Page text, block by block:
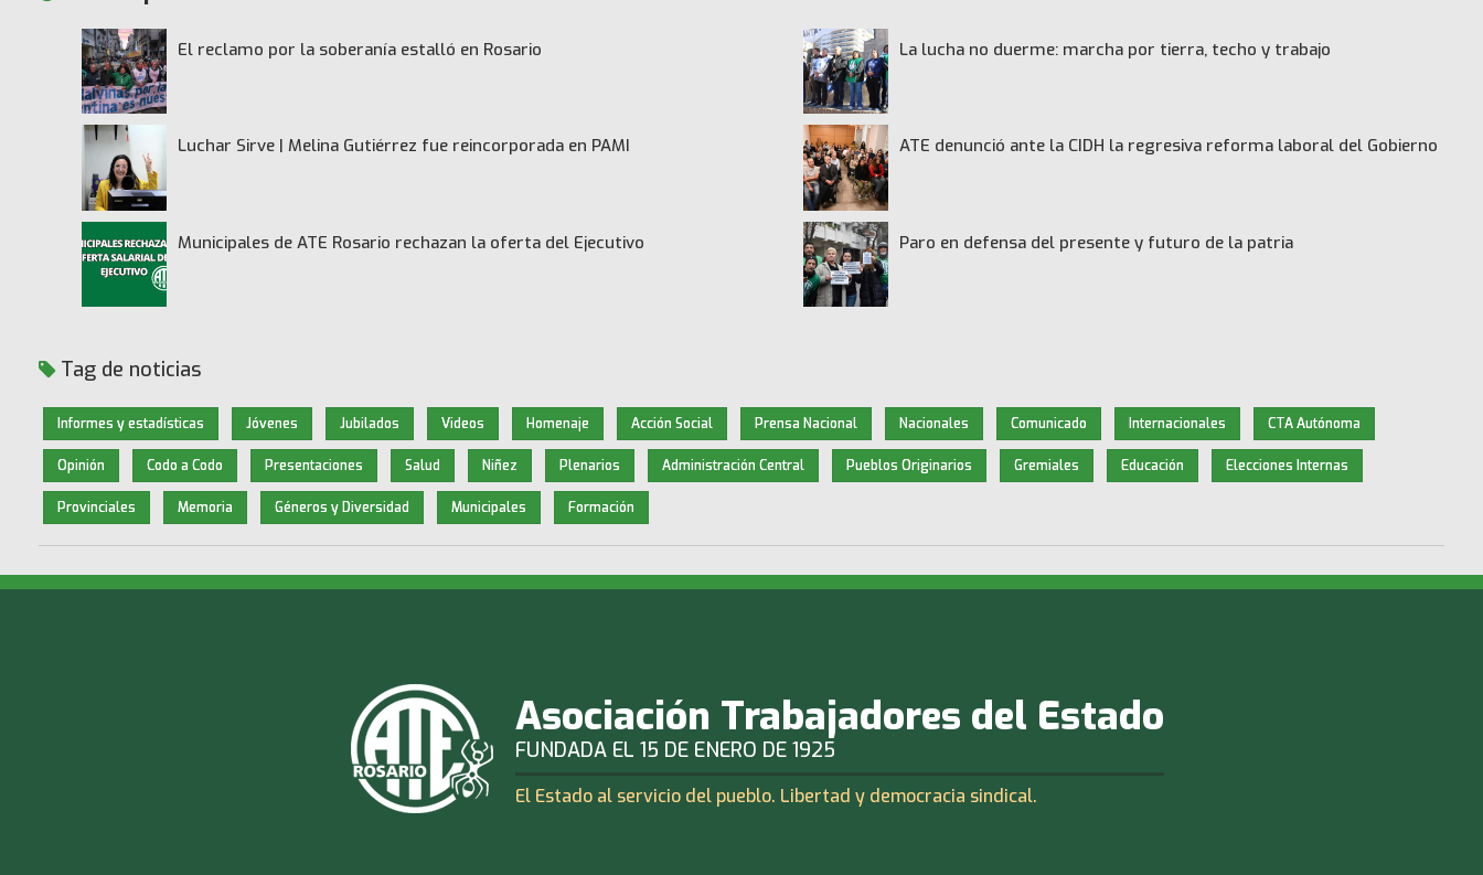
El reclamo por la soberanía estalló en Rosario La lucha no duerme: marcha por tierra, techo y trabajo
Luchar Sirve | Melina Gutiérrez fue reincorporada en PAMI ATE denunció ante la CIDH la regresiva reforma laboral del Gobierno
Municipales de ATE Rosario rechazan la oferta del Ejecutivo Paro en defensa del presente y futuro de la patria
Tag de noticias
Informes y estadísticas Jóvenes Jubilados Videos Homenaje Acción Social Prensa Nacional Nacionales Comunicado Internacionales CTA Autónoma
Opinión Codo a Codo Presentaciones Salud Niñez Plenarios Administración Central Pueblos Originarios Gremiales Educación Elecciones Internas
Provinciales Memoria Géneros y Diversidad Municipales Formación
Asociación Trabajadores del Estado
FUNDADA EL 15 DE ENERO DE 1925
El Estado al servicio del pueblo. Libertad y democracia sindical.